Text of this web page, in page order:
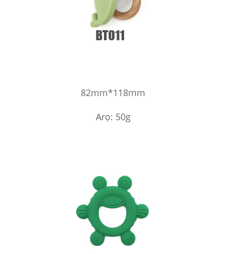
82mm*118mm
Arọ: 50g